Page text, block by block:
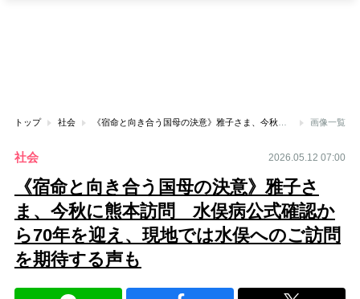
トップ 社会 画像一覧
社会 2026.05.12 07:00
《宿命と向き合う国母の決意》雅子さ
ま、今秋に熊本訪問 水俣病公式確認か
ら70年を迎え、現地では水俣へのご訪問
を期待する声も